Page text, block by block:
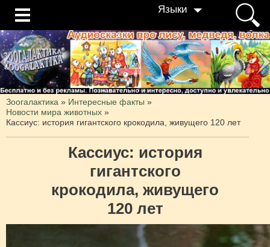
Языки
Зоогалактика » Интересные факты »
Новости мира животных »
Кассиус: история гигантского крокодила, живущего 120 лет
Кассиус: история
гигантского
крокодила, живущего
120 лет